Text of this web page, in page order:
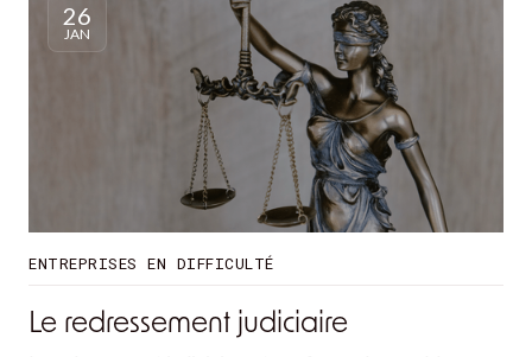
26
JAN
ENTREPRISES EN DIFFICULTÉ
Le redressement judiciaire